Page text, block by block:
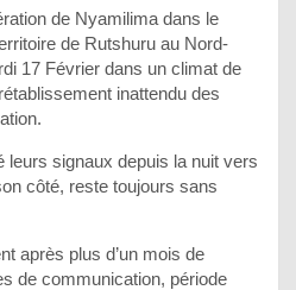
de Nyamilima dans le
de Rutshuru au Nord-
17 Février dans un climat de
inattendu des
leurs signaux depuis la nuit vers
côté, reste toujours sans
après plus d’un mois de
de communication, période